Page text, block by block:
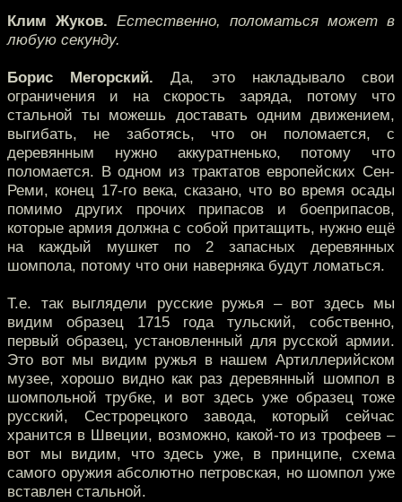
Клим Жуков. Естественно, поломаться может в
любую секунду.
Борис Мегорский. Да, это накладывало свои
ограничения и на скорость заряда, потому что
стальной ты можешь доставать одним движением,
выгибать, не заботясь, что он поломается, с
деревянным нужно аккуратненько, потому что
поломается. В одном из трактатов европейских Сен-
Реми, конец 17-го века, сказано, что во время осады
помимо других прочих припасов и боеприпасов,
которые армия должна с собой притащить, нужно ещё
на каждый мушкет по 2 запасных деревянных
шомпола, потому что они наверняка будут ломаться.
Т.е. так выглядели русские ружья – вот здесь мы
видим образец 1715 года тульский, собственно,
первый образец, установленный для русской армии.
Это вот мы видим ружья в нашем Артиллерийском
музее, хорошо видно как раз деревянный шомпол в
шомпольной трубке, и вот здесь уже образец тоже
русский, Сестрорецкого завода, который сейчас
хранится в Швеции, возможно, какой-то из трофеев –
вот мы видим, что здесь уже, в принципе, схема
самого оружия абсолютно петровская, но шомпол уже
вставлен стальной.